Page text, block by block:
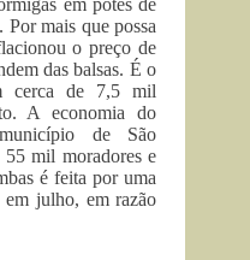
em potes de
mais que possa
o preço de
das balsas. É o
cerca de 7,5 mil
A economia do
de São
55 mil moradores e
é feita por uma
em julho, em razão